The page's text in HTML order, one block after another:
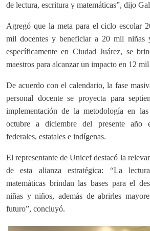
de lectura, escritura y matemáticas”, dijo
Agregó que la meta para el ciclo escolar
mil docentes y beneficiar a 20 mil niñas
específicamente en Ciudad Juárez, se
maestros para alcanzar un impacto en 12 mil
De acuerdo con el calendario, la fase
personal docente se proyecta para
implementación de la metodología en
octubre a diciembre del presente año
federales, estatales e indígenas.
El representante de Unicef destacó la
de esta alianza estratégica: “La
matemáticas brindan las bases para el
niñas y niños, además de abrirles
futuro”, concluyó.